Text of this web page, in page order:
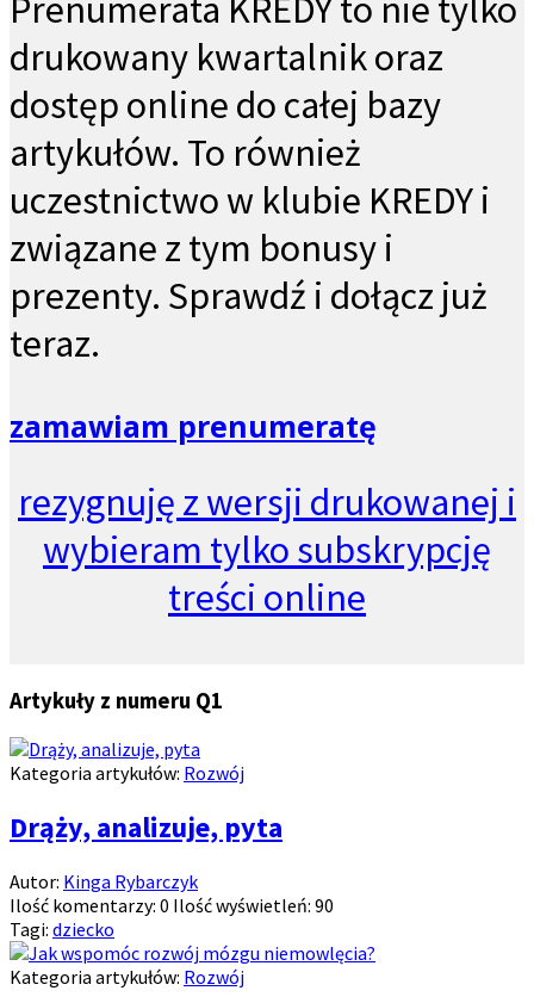
Prenumerata KREDY to nie tylko
drukowany kwartalnik oraz
dostęp online do całej bazy
artykułów. To również
uczestnictwo w klubie KREDY i
związane z tym bonusy i
prezenty. Sprawdź i dołącz już
teraz.
zamawiam prenumeratę
rezygnuję z wersji drukowanej i
wybieram tylko subskrypcję
treści online
Artykuły z numeru Q1
Kategoria artykułów: Rozwój
Drąży, analizuje, pyta
Autor: Kinga Rybarczyk
Ilość komentarzy: 0 Ilość wyświetleń: 90
Tagi: dziecko
Kategoria artykułów: Rozwój